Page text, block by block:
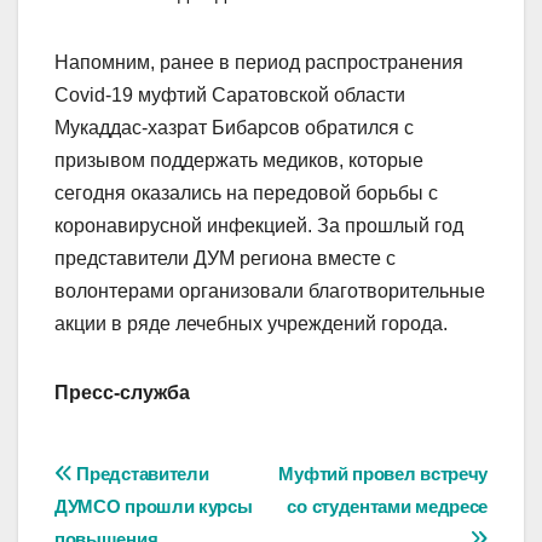
Напомним, ранее в период распространения
Covid-19 муфтий Саратовской области
Мукаддас-хазрат Бибарсов обратился с
призывом поддержать медиков, которые
сегодня оказались на передовой борьбы с
коронавирусной инфекцией. За прошлый год
представители ДУМ региона вместе с
волонтерами организовали благотворительные
акции в ряде лечебных учреждений города.
Пресс-служба
Навигация
по
Муфтий провел встречу
со студентами медресе
Представители
ДУМСО прошли курсы